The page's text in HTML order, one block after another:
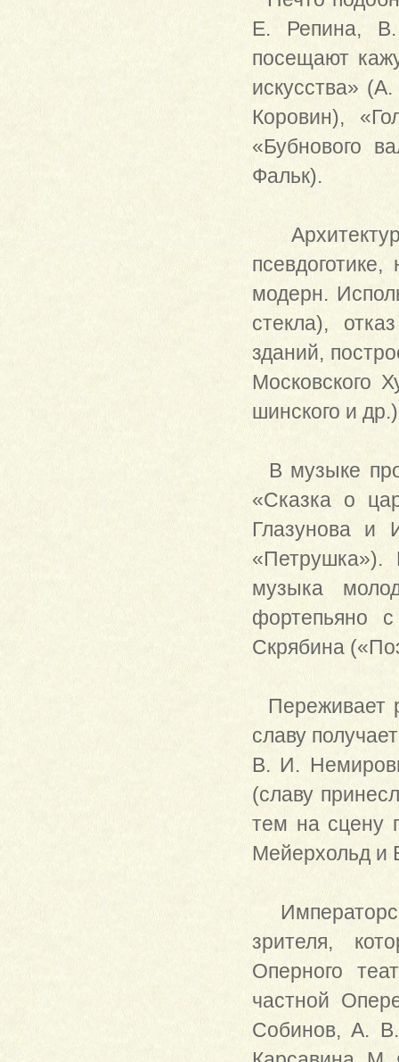
Е. Репина,
посещают
искусства»
Коровин),
«Бубнового
Фальк).
модерн.
стекла),
зданий,
Московского
шинского и
В музыке
«Сказка о
Глазунова и
«Петрушка»).
музыка
фортепьяно
Скрябина
Переживает
славу
В. И.
(славу
тем на сцену
Мейерхольд и
зрителя,
Оперного
частной
Собинов, А.